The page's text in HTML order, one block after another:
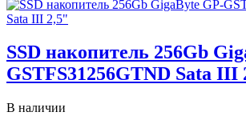
SSD накопитель 256Gb
GSTFS31256GTND Sata III
В наличии